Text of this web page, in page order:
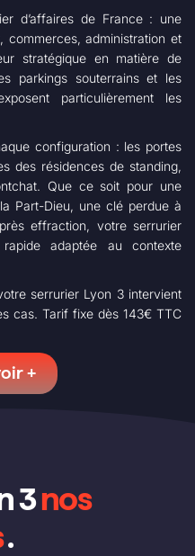
d’affaires de France : une
commerces, administration et
stratégique en matière de
parkings souterrains et les
particulièrement les
configuration : les portes
des résidences de standing,
Que ce soit pour une
Part-Dieu, une clé perdue à
effraction, votre serrurier
adaptée au contexte
serrurier Lyon 3 intervient
cas. Tarif fixe dès 143€ TTC
+
3nos
.